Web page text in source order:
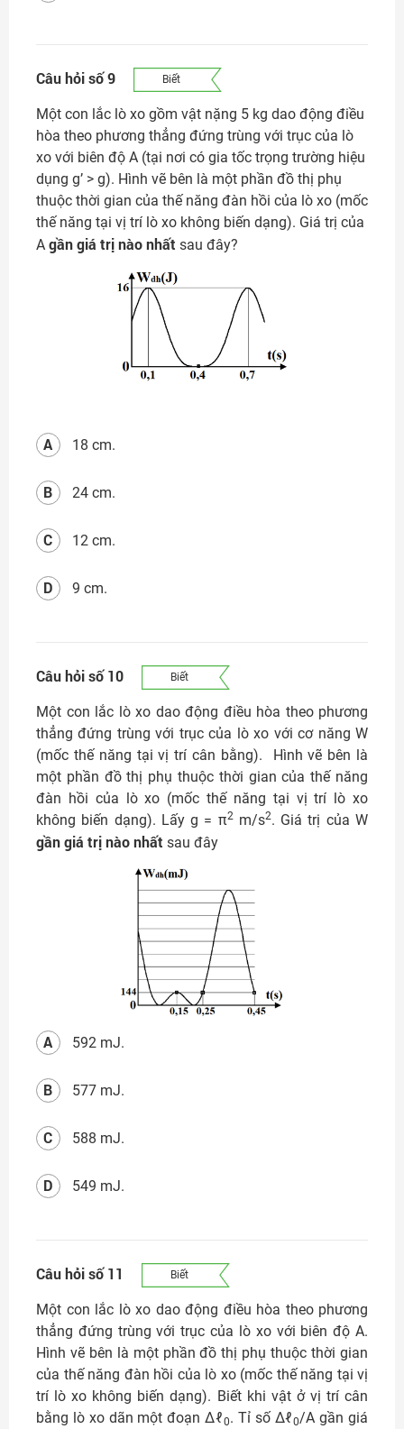
Câu hỏi số 9 Biết
Một con lắc lò xo gồm vật nặng 5 kg dao động điều
hòa theo phương thẳng đứng trùng với trục của lò
xo với biên độ A (tại nơi có gia tốc trọng trường hiệu
dụng g’ > g). Hình vẽ bên là một phần đồ thị phụ
thuộc thời gian của thế năng đàn hồi của lò xo (mốc
thế năng tại vị trí lò xo không biến dạng). Giá trị của
A gần giá trị nào nhất sau đây?
18 cm.
A
24 cm.
B
12 cm.
C
9 cm.
D
Câu hỏi số 10 Biết
Một con lắc lò xo dao động điều hòa theo phương
thẳng đứng trùng với trục của lò xo với cơ năng W
(mốc thế năng tại vị trí cân bằng). Hình vẽ bên là
một phần đồ thị phụ thuộc thời gian của thế năng
đàn hồi của lò xo (mốc thế năng tại vị trí lò xo
không biến dạng). Lấy g = π2m/s2. Giá trị của W
gần giá trị nàonhất sau đây
592 mJ.
A
577 mJ.
B
588 mJ.
C
549 mJ.
D
Câu hỏi số 11 Biết
Một con lắc lò xo dao động điều hòa theo phương
thẳng đứng trùng với trục của lò xo với biên độ A.
Hình vẽ bên là một phần đồ thị phụ thuộc thời gian
của thế năng đàn hồi của lò xo (mốc thế năng tại vị
trí lò xo không biến dạng). Biết khi vật ở vị trí cân
bằng lò xo dãn một đoạn Δℓ0. Tỉ số Δℓ0/A gần giá